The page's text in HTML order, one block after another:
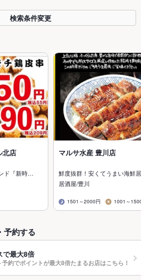
検索条件変更
北店
ド『新時…
マルサ水産 豊川店
鮮度抜群！安くてうまい海鮮
居酒屋/豊川
1501～2000円 1001～
予約する
で最大8倍
約でポイントが最大8倍たまるお店はこちら！